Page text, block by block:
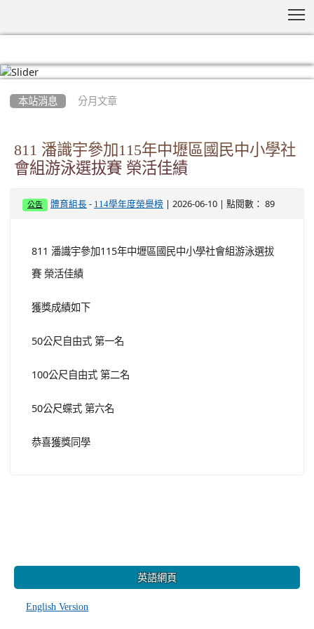
本站消息 分月文章
811 潘識宇參加115年中壢區國民中小學社
會組游泳選拔賽 榮活佳績
公告 體育組長 - 114學年度榮譽榜 | 2026-06-10 | 點閱數： 89
811 潘識宇參加115年中壢區國民中小學社會組游泳選拔
賽 榮活佳績
獲獎成績如下
50公尺自由式 第一名
100公尺自由式 第二名
50公尺蝶式 第六名
恭喜獲獎同學
英語網頁
English Version